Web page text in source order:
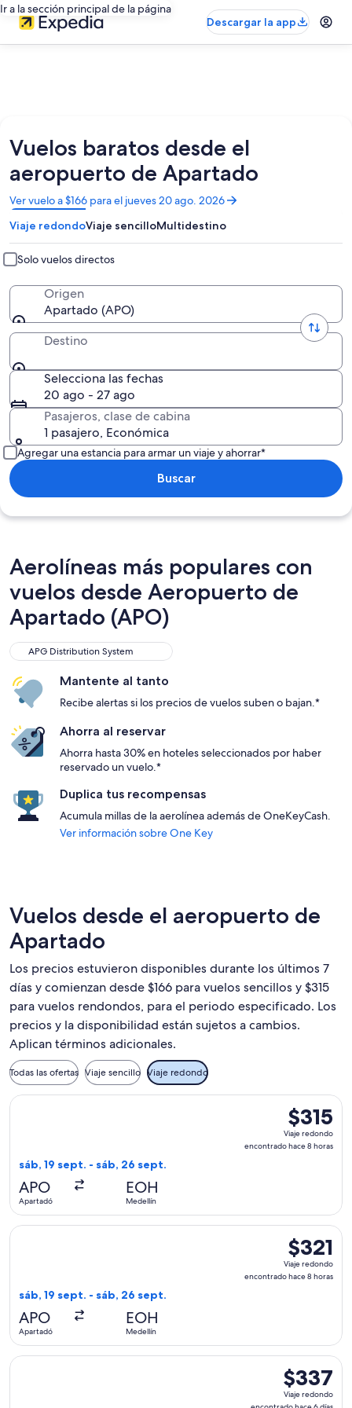
Ir a la sección principal de la página
Descargar la app
Vuelos baratos desde el
aeropuerto de Apartado
Ver vuelo a $166 para el jueves 20 ago. 2026
Se
abrirá
en
una
nueva
ventana
Viaje redondoViaje sencilloMultidestino
Solo vuelos directos
Origen
Apartado (APO)
Destino
Selecciona las fechas
20 ago - 27 ago
Pasajeros, clase de cabina
1 pasajero, Económica
Agregar una estancia para armar un viaje y ahorrar*
Buscar
Aerolíneas más populares con
vuelos desde Aeropuerto de
Apartado (APO)
APG Distribution System
Mantente al tanto
Recibe alertas si los precios de vuelos suben o bajan.*
Ahorra al reservar
Ahorra hasta 30% en hoteles seleccionados por haber
reservado un vuelo.*
Duplica tus recompensas
Acumula millas de la aerolínea además de OneKeyCash.
Ver información sobre One Key
Vuelos desde el aeropuerto de
Apartado
Los precios estuvieron disponibles durante los últimos 7
días y comienzan desde $166 para vuelos sencillos y $315
para vuelos rendondos, para el periodo especificado. Los
precios y la disponibilidad están sujetos a cambios.
Aplican términos adicionales.
Todas las ofertas Viaje sencillo Viaje redondo
$315
Viaje
redondo,
$315
Viaje redondo
encontrado hace 8 horas
sáb, 19 sept. - sáb, 26 sept.
APO
Apartadó
EOH
Medellín
Seleccionar vuelo de APG Distribution System, con salida
$321
Viaje
redondo,
$321
Viaje redondo
encontrado hace 8 horas
sáb, 19 sept. - sáb, 26 sept.
APO
Apartadó
EOH
Medellín
Seleccionar vuelo de APG Distribution System, con salida
$337
Viaje
$337
Viaje redondo
Seleccionar vuelo de APG Distribution System, con salida